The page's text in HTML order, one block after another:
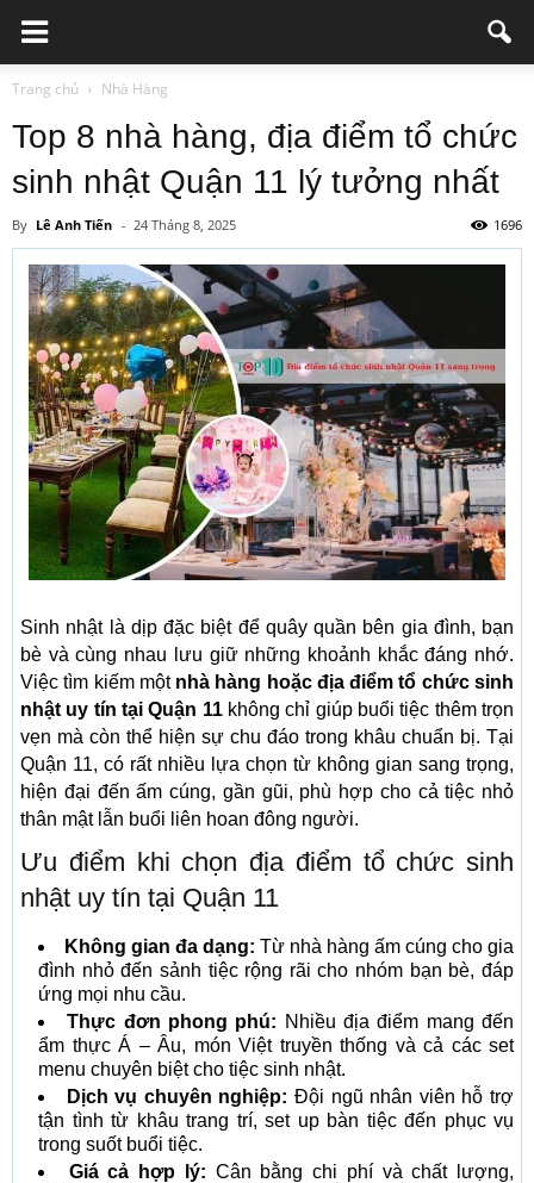
Trang chủ Nhà Hàng
Top 8 nhà hàng, địa điểm tổ chức
sinh nhật Quận 11 lý tưởng nhất
By Lê Anh Tiến - 24 Tháng 8, 2025 1696
Sinh nhật là dịp đặc biệt để quây quần bên gia đình, bạn
bè và cùng nhau lưu giữ những khoảnh khắc đáng nhớ.
Việc tìm kiếm một nhà hàng hoặc địa điểm tổ chức sinh
nhật uy tín tại Quận 11không chỉ giúp buổi tiệc thêm trọn
vẹn mà còn thể hiện sự chu đáo trong khâu chuẩn bị. Tại
Quận 11, có rất nhiều lựa chọn từ không gian sang trọng,
hiện đại đến ấm cúng, gần gũi, phù hợp cho cả tiệc nhỏ
thân mật lẫn buổi liên hoan đông người.
Ưu điểm khi chọn địa điểm tổ chức sinh
nhật uy tín tại Quận 11
Không gian đa dạng: Từ nhà hàng ấm cúng cho gia
đình nhỏ đến sảnh tiệc rộng rãi cho nhóm bạn bè, đáp
ứng mọi nhu cầu.
Thực đơn phong phú: Nhiều địa điểm mang đến
ẩm thực Á – Âu, món Việt truyền thống và cả các set
menu chuyên biệt cho tiệc sinh nhật.
Dịch vụ chuyên nghiệp: Đội ngũ nhân viên hỗ trợ
tận tình từ khâu trang trí, set up bàn tiệc đến phục vụ
trong suốt buổi tiệc.
Giá cả hợp lý: Cân bằng chi phí và chất lượng,